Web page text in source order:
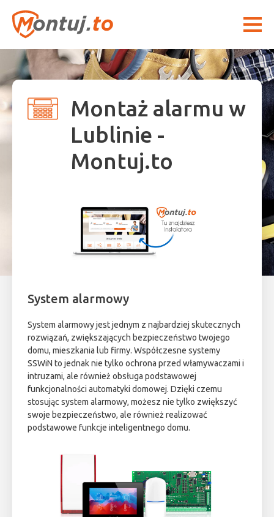
Montaż alarmu w
Lublinie -
Montuj.to
System alarmowy
System alarmowy jest jednym z najbardziej skutecznych
rozwiązań, zwiększających bezpieczeństwo twojego
domu, mieszkania lub firmy. Współczesne systemy
SSWiN to jednak nie tylko ochrona przed włamywaczami i
intruzami, ale również obsługa podstawowej
funkcjonalności automatyki domowej. Dzięki czemu
stosując system alarmowy, możesz nie tylko zwiększyć
swoje bezpieczeństwo, ale również realizować
podstawowe funkcje inteligentnego domu.